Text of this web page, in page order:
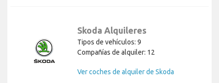
Skoda Alquileres
Tipos de vehículos: 9
Compañías de alquiler: 12
Ver coches de alquiler de Skoda